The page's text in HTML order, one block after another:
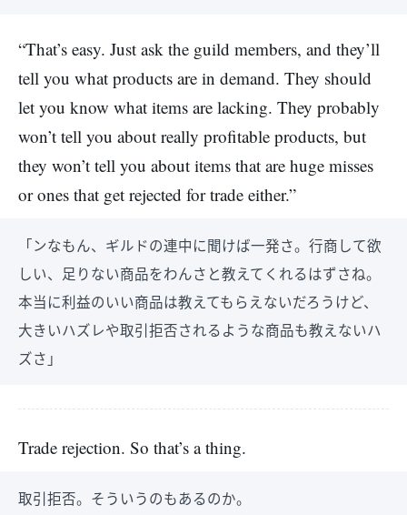
“That’s easy. Just ask the guild members, and they’ll
tell you what products are in demand. They should
let you know what items are lacking. They probably
won’t tell you about really profitable products, but
they won’t tell you about items that are huge misses
or ones that get rejected for trade either.”
「ンなもん、ギルドの連中に聞けば一発さ。行商して欲
しい、足りない商品をわんさと教えてくれるはずさね。
本当に利益のいい商品は教えてもらえないだろうけど、
大きいハズレや取引拒否されるような商品も教えないハ
ズさ」
Trade rejection. So that’s a thing.
取引拒否。そういうのもあるのか。